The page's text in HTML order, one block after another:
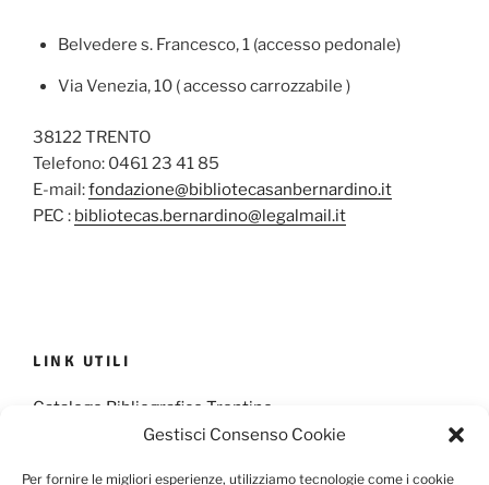
Gestisci Consenso Cookie
Per fornire le migliori esperienze, utilizziamo tecnologie come i cookie
Belvedere s. Francesco, 1 (accesso pedonale)
Via Venezia, 10 ( accesso carrozzabile )
38122 TRENTO
Telefono: 0461 23 41 85
E-mail:fondazione@bibliotecasanbernardino.it
PEC : bibliotecas.bernardino@legalmail.it
LINK UTILI
Catalogo Bibliografico Trentino